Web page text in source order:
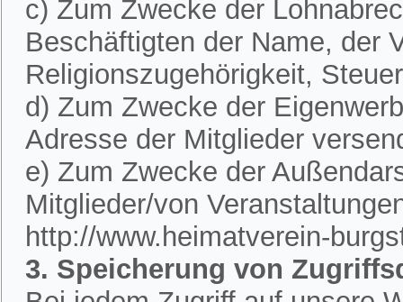
c) Zum Zwecke der
Beschäftigten der Name, der
Religionszugehörigkeit,
d) Zum Zwecke der
Adresse der Mitglieder
e) Zum Zwecke der
Mitglieder/von
http://www.heimatverein-
3. Speicherung von